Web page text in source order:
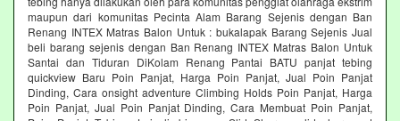
maupun dari komunitas Pecinta Alam Barang Sejenis dengan Ban
Renang INTEX Matras Balon Untuk : bukalapak Barang Sejenis Jual
beli barang sejenis dengan Ban Renang INTEX Matras Balon Untuk
Santai dan Tiduran DiKolam Renang Pantai BATU panjat tebing
quickview Baru Poin Panjat, Harga Poin Panjat, Jual Poin Panjat
Dinding, Cara onsight adventure Climbing Holds Poin Panjat, Harga
Poin Panjat, Jual Poin Panjat Dinding, Cara Membuat Poin Panjat,